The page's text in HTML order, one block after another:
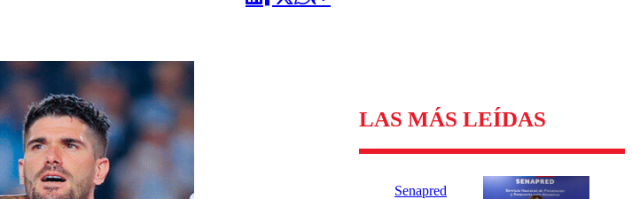
LAS MÁS LEÍDAS
Senapred